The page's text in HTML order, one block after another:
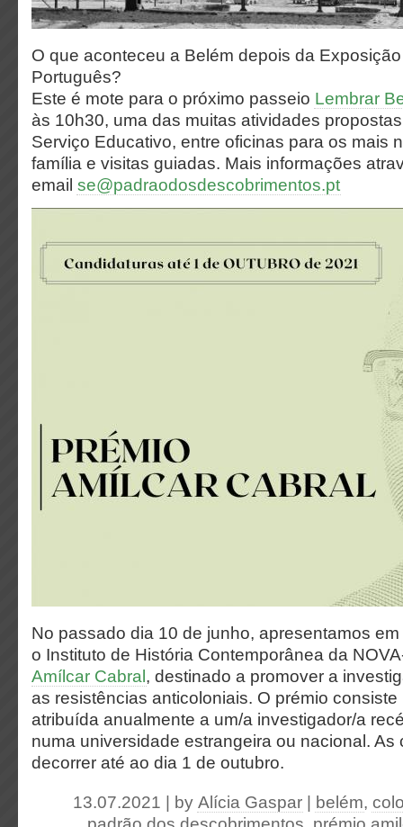
O que aconteceu a Belém depois da
Português?
Este é mote para o próximo passeio Lembrar
às 10h30, uma das muitas atividades
Serviço Educativo, entre oficinas para os mais
família e visitas guiadas. Mais informações
email se@padraodosdescobrimentos.pt
No passado dia 10 de junho, apresentamos
o Instituto de História Contemporânea da
Amílcar Cabral , destinado a promover a
as resistências anticoloniais. O prémio
atribuída anualmente a um/a investigador/a
numa universidade estrangeira ou nacional. As
decorrer até ao dia 1 de outubro.
13.07.2021 | by Alícia Gaspar belém,